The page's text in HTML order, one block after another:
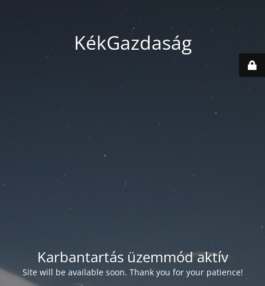
KékGazdaság
Karbantartás üzemmód aktív
Site will be available soon. Thank you for your patience!